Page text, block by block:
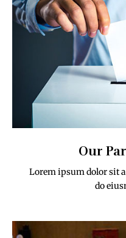
Our
Lorem ipsum dolor sit
do